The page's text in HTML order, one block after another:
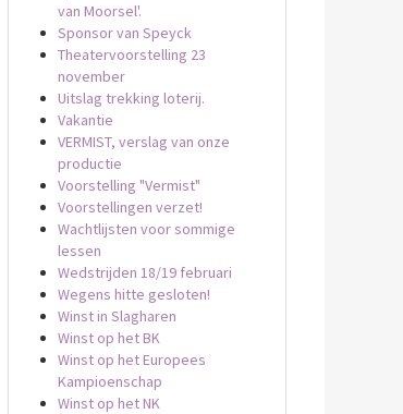
van Moorsel'.
Sponsor van Speyck
Theatervoorstelling 23
november
Uitslag trekking loterij.
Vakantie
VERMIST, verslag van onze
productie
Voorstelling "Vermist"
Voorstellingen verzet!
Wachtlijsten voor sommige
lessen
Wedstrijden 18/19 februari
Wegens hitte gesloten!
Winst in Slagharen
Winst op het BK
Winst op het Europees
Kampioenschap
Winst op het NK